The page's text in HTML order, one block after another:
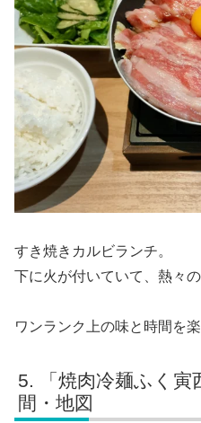
すき焼きカルビランチ。
下に火が付いていて、熱々
ワンランク上の味と時間を
「焼肉冷麺ふく
間・地図